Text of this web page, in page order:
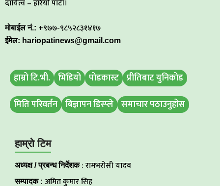
दायित्व – हरियो पाटी।
मोबाईल नं.: +९७७-९८५२८३१४१७
ईमेल: hariopatinews@gmail.com
हाम्रो टि.भी. भिडियो पोडकास्ट प्रीतिबाट युनिकोड
मिति परिवर्तन बिज्ञापन डिस्प्ले समाचार पठाउनुहोस
हाम्रो टिम
अध्यक्ष / प्रबन्ध निर्देशक: रामभरोसी यादव
सम्पादक : अमित कुमार सिह